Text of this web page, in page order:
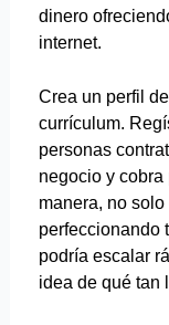
dinero
internet.
Crea un perfil
currículum.
personas
negocio y
manera, no
perfeccionando
podría escalar
idea de qué tan